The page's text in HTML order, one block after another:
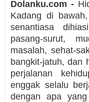
Dolanku.com -
Kadang di
senantiasa
pasang-surut,
masalah, sehat-
bangkit-jatuh, dan
perjalanan
enggak selalu
dengan apa